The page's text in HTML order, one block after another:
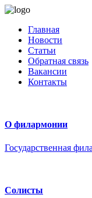
Главная
Новости
Статьи
Обратная связь
Вакансии
Контакты
О филармонии
Государственная
Солисты